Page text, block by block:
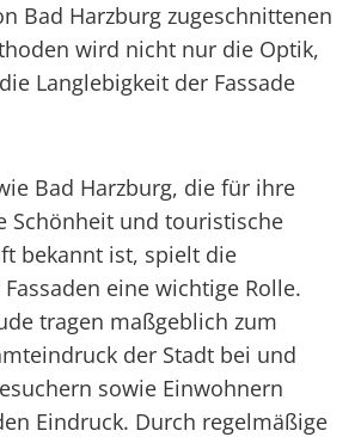
Bad Harzburg zugeschnittenen
wird nicht nur die Optik,
Langlebigkeit der Fassade
Bad Harzburg, die für ihre
Schönheit und touristische
bekannt ist, spielt die
eine wichtige Rolle.
tragen maßgeblich zum
der Stadt bei und
sowie Einwohnern
Eindruck. Durch regelmäßige